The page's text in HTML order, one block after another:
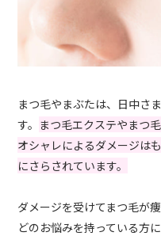
まつ毛やまぶたは、日中さ
す。 まつ毛エクステやまつ
オシャレによるダメージは
にさらされています。
ダメージを受けてまつ毛が
どのお悩みを持っている方